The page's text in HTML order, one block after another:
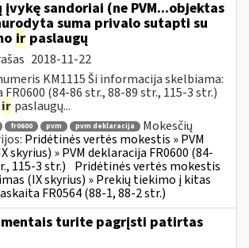
sandoriai (ne PVM...objektas
suma privalo sutapti su
ir paslaugų
2018-11-22
KM1115 Ši informacija skelbiama:
FR0600 (84-86 str., 88-89 str., 115-3 str.)
ir paslaugų...
fr0600 pvm pvm deklaracija
Mokesčių
Pridėtinės vertės mokestis » PVM
skyrius) » PVM deklaracija FR0600 (84-
115-3 str.) Pridėtinės vertės mokestis
(IX skyrius) » Prekių tiekimo į kitas
FR0564 (88-1, 88-2 str.)
turite pagrįsti patirtas